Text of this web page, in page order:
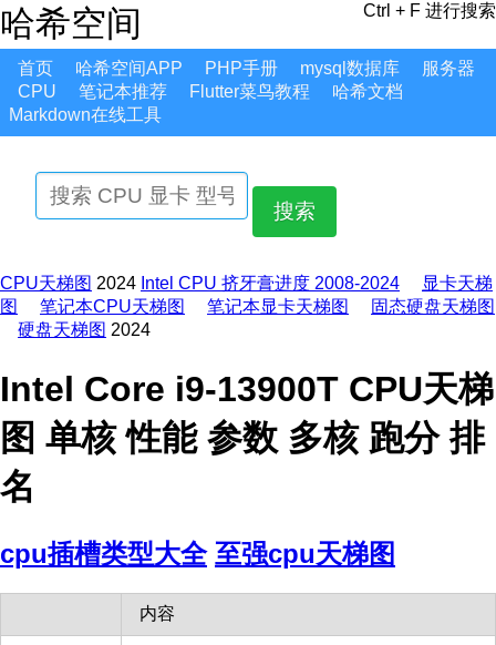
哈希空间 Ctrl + F 进行搜索
首页 哈希空间APP PHP手册 mysql数据库
服务器
CPU
笔记本推荐 Flutter菜鸟教程
哈希文档
Markdown在线工具
搜索
CPU天梯图 2024 Intel CPU 挤牙膏进度 2008-2024
显卡天梯
图
笔记本CPU天梯图 笔记本显卡天梯图
固态硬盘天梯图
硬盘天梯图 2024
Intel Core i9-13900T CPU天梯
图 单核 性能 参数 多核 跑分 排
名
cpu插槽类型大全 至强cpu天梯图
内容